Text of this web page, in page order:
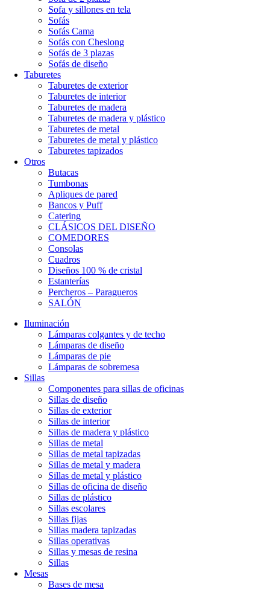
Sofa y sillones en tela
Sofás
Sofás Cama
Sofás con Cheslong
Sofás de 3 plazas
Sofás de diseño
Taburetes
Taburetes de exterior
Taburetes de interior
Taburetes de madera
Taburetes de madera y plástico
Taburetes de metal
Taburetes de metal y plástico
Taburetes tapizados
Otros
Butacas
Tumbonas
Apliques de pared
Bancos y Puff
Catering
CLÁSICOS DEL DISEÑO
COMEDORES
Consolas
Cuadros
Diseños 100 % de cristal
Estanterías
Percheros – Paragueros
SALÓN
Iluminación
Lámparas colgantes y de techo
Lámparas de diseño
Lámparas de pie
Lámparas de sobremesa
Sillas
Componentes para sillas de oficinas
Sillas de diseño
Sillas de exterior
Sillas de interior
Sillas de madera y plástico
Sillas de metal
Sillas de metal tapizadas
Sillas de metal y madera
Sillas de metal y plástico
Sillas de oficina de diseño
Sillas de plástico
Sillas escolares
Sillas fijas
Sillas madera tapizadas
Sillas operativas
Sillas y mesas de resina
Sillas
Mesas
Bases de mesa